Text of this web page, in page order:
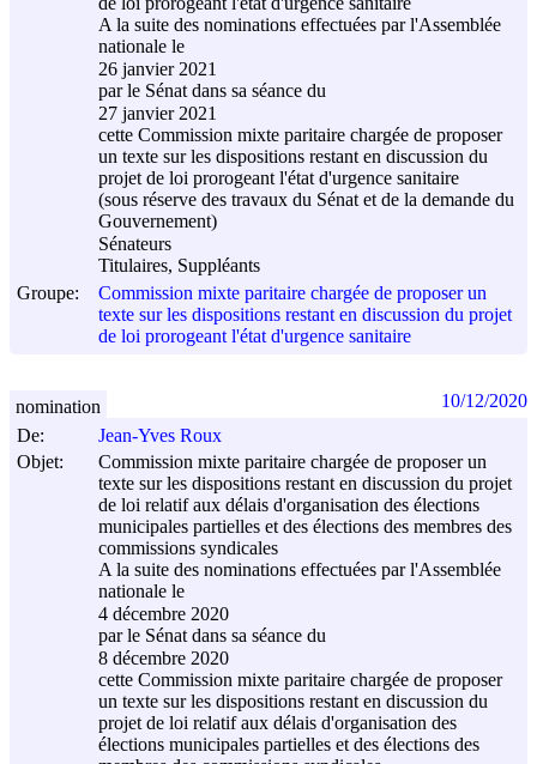
A la suite des nominations effectuées par l'Assemblée
nationale le
26 janvier 2021
par le Sénat dans sa séance du
27 janvier 2021
cette Commission mixte paritaire chargée de proposer
un texte sur les dispositions restant en discussion du
projet de loi prorogeant l'état d'urgence sanitaire
(sous réserve des travaux du Sénat et de la demande du
Gouvernement)
Sénateurs
Titulaires, Suppléants
Groupe:
Commission mixte paritaire chargée de proposer un
texte sur les dispositions restant en discussion du projet
de loi prorogeant l'état d'urgence sanitaire
De:
Jean-Yves Roux
Objet:
Commission mixte paritaire chargée de proposer un
texte sur les dispositions restant en discussion du projet
de loi relatif aux délais d'organisation des élections
municipales partielles et des élections des membres des
commissions syndicales
A la suite des nominations effectuées par l'Assemblée
nationale le
4 décembre 2020
par le Sénat dans sa séance du
8 décembre 2020
cette Commission mixte paritaire chargée de proposer
un texte sur les dispositions restant en discussion du
projet de loi relatif aux délais d'organisation des
élections municipales partielles et des élections des
nomination 10/12/2020